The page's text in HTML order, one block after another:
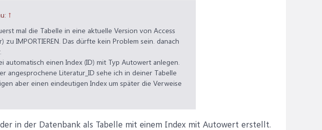
↑
mal die Tabelle in eine aktuelle Version von Access
zu IMPORTIEREN. Das dürfte kein Problem sein. danach
automatisch einen Index (ID) mit Typ Autowert anlegen.
angesprochene Literatur_ID sehe ich in deiner Tabelle
aber einen eindeutigen Index um später die Verweise
in der Datenbank als Tabelle mit einem Index mit Autowert erstellt.